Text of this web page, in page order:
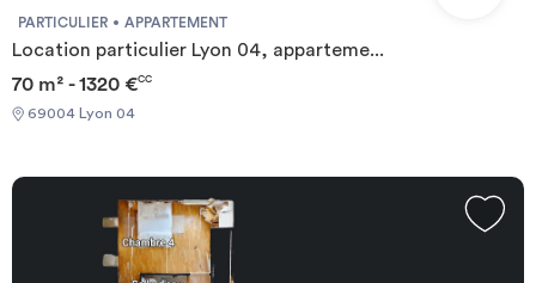
PARTICULIER APPARTEMENT
Location particulier Lyon 04, apparteme...
70 m² - 1320 €CC
69004 Lyon 04